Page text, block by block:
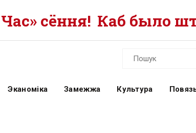
сёння! Каб было
Эканоміка Замежжа Культура